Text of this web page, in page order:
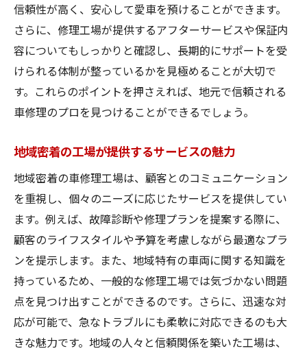
車修理のプロが教える三重県での最適な工場選
び
プロの視点から見る最適な工場選びのコツ
三重県内で最適な車修理工場を探す方法
最適な工場選びのためのチェックポイント
三重県での工場選びに欠かせない要素
車修理プロが推奨する工場選びの基準
安心の車修理三重県でプロの技術を体験しよう
プロの技術を実感できるサービス内容
安心して任せられる車修理の流れ
三重県で体験できるプロの修理技術
安全を確保するための修理プロセス
プロ技術で安心のドライブを実現
三重県でプロの技術を体験するメリット
信頼性が高く、安心して愛車を預けることができます。
さらに、修理工場が提供するアフターサービスや保証内
容についてもしっかりと確認し、長期的にサポートを受
けられる体制が整っているかを見極めることが大切で
す。これらのポイントを押さえれば、地元で信頼される
車修理のプロを見つけることができるでしょう。
地域密着の工場が提供するサービスの魅力
地域密着の車修理工場は、顧客とのコミュニケーション
を重視し、個々のニーズに応じたサービスを提供してい
ます。例えば、故障診断や修理プランを提案する際に、
顧客のライフスタイルや予算を考慮しながら最適なプラ
ンを提示します。また、地域特有の車両に関する知識を
持っているため、一般的な修理工場では気づかない問題
点を見つけ出すことができるのです。さらに、迅速な対
応が可能で、急なトラブルにも柔軟に対応できるのも大
きな魅力です。地域の人々と信頼関係を築いた工場は、